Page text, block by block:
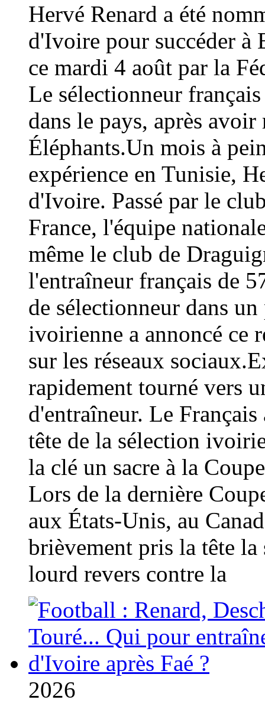
Hervé Renard a été
d'Ivoire pour succéder à
ce mardi 4 août par la
Le sélectionneur
dans le pays, après
Éléphants.Un mois à
expérience en Tunisie,
d'Ivoire. Passé par le
France, l'équipe
même le club de
l'entraîneur français de
de sélectionneur dans
ivoirienne a annoncé ce
sur les réseaux
rapidement tourné vers
d'entraîneur. Le
tête de la sélection
la clé un sacre à la
Lors de la dernière
aux États-Unis, au
brièvement pris la tête
lourd revers contre la
2026